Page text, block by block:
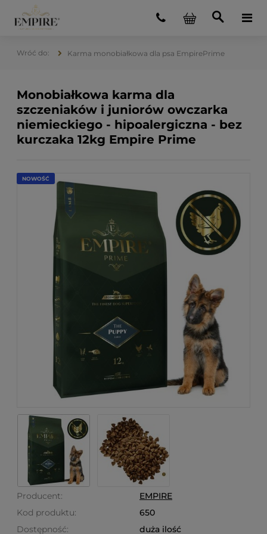
Karma monobiałkowa dla psa EmpirePrime
Monobiałkowa karma dla
szczeniaków i juniorów owczarka
niemieckiego - hipoalergiczna - bez
kurczaka 12kg Empire Prime
NOWOŚĆ
Producent:
EMPIRE
Kod produktu:
650
Dostępność:
duża ilość